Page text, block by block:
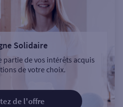
Solidaire
partie de vos intérêts acquis
de votre choix.
de l'offre